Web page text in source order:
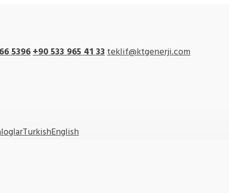
5396+90533 965 41 33teklif@ktgenerji.com
TurkishEnglish